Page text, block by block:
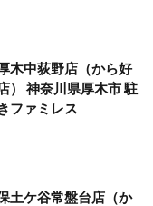
木中荻野店（から好
） 神奈川県厚木市 駐
ファミレス
土ケ谷常盤台店（か